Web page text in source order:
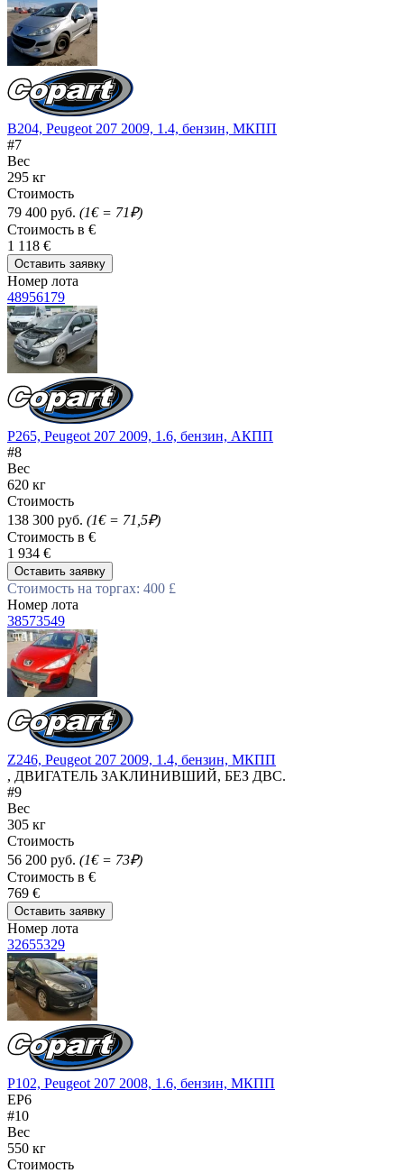
B204, Peugeot 207 2009, 1.4, бензин, МКПП
#7
Вес
295 кг
Стоимость
79 400 руб. (1€ = 71₽)
Стоимость в €
1 118 €
Оставить заявку
Номер лота
48956179
P265, Peugeot 207 2009, 1.6, бензин, АКПП
#8
Вес
620 кг
Стоимость
138 300 руб. (1€ = 71,5₽)
Стоимость в €
1 934 €
Оставить заявку
Стоимость на торгах: 400 £
Номер лота
38573549
Z246, Peugeot 207 2009, 1.4, бензин, МКПП
, ДВИГАТЕЛЬ ЗАКЛИНИВШИЙ, БЕЗ ДВС.
#9
Вес
305 кг
Стоимость
56 200 руб. (1€ = 73₽)
Стоимость в €
769 €
Оставить заявку
Номер лота
32655329
P102, Peugeot 207 2008, 1.6, бензин, МКПП
EP6
#10
Вес
550 кг
Стоимость